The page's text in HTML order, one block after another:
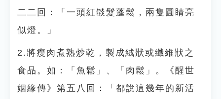
二二回：「一頭紅燄髮蓬鬆，兩隻圓睛亮
似燈。」
2.將瘦肉煮熟炒乾，製成絨狀或纖維狀之
食品。如：「魚鬆」、「肉鬆」。《醒世
姻緣傳》第五八回：「都說這幾年的新活